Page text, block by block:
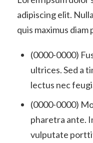
adipiscing elit.
quis maximus diam
(0000-0000)
ultrices. Sed a
lectus nec
(0000-0000)
pharetra ante.
vulputate